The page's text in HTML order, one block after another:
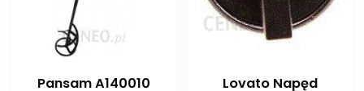
Pansam A140010
Lovato Napęd